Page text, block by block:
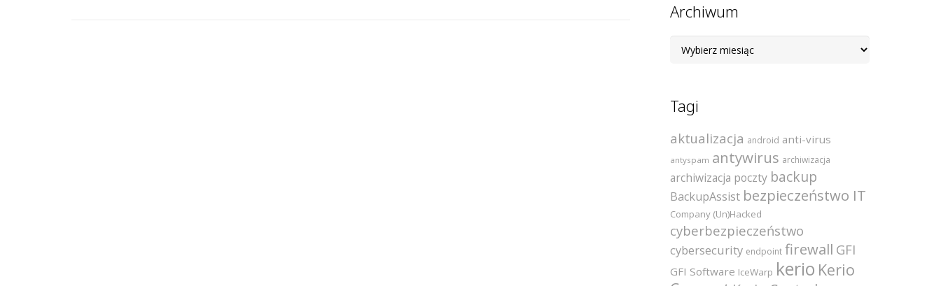
Archiwum
Archiwum
Tagi
aktualizacja android anti-virus
antyspam antywirus archiwizacja
archiwizacja poczty backup
BackupAssist bezpieczeństwo IT
Company (Un)Hacked
cyberbezpieczeństwo
cybersecurity endpoint firewall GFI
GFI Software IceWarp kerio Kerio